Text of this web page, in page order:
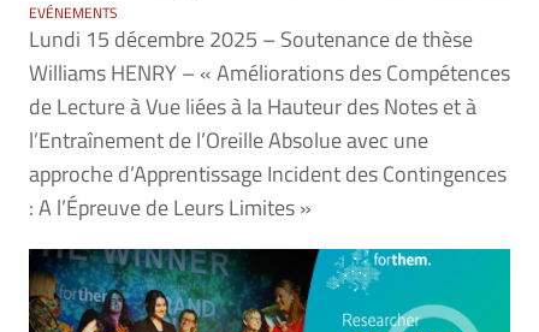
EVÉNEMENTS
Lundi 15 décembre 2025 – Soutenance de thèse
Williams HENRY – « Améliorations des Compétences
de Lecture à Vue liées à la Hauteur des Notes et à
l’Entraînement de l’Oreille Absolue avec une
approche d’Apprentissage Incident des Contingences
: A l’Épreuve de Leurs Limites »